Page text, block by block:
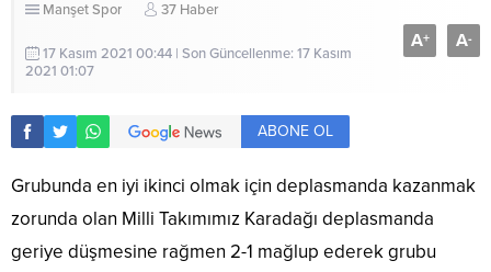
ManşetSpor 37 Haber
17 Kasım 2021 00:44 | Son Güncellenme: 17 Kasım
2021 01:07
A+ A-
ABONE OL
Grubunda en iyi ikinci olmak için deplasmanda kazanmak
zorunda olan Milli Takımımız Karadağı deplasmanda
geriye düşmesine rağmen 2-1 mağlup ederek grubu